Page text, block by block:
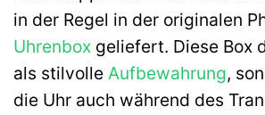
in der Regel in der originalen
Uhrenbox geliefert. Diese Box
als stilvolle Aufbewahrung,
die Uhr auch während des